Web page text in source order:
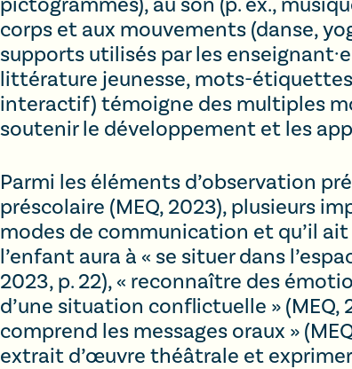
corps et aux mouvements (danse,
supports utilisés par les
littérature jeunesse, mots-
interactif) témoigne des multiples
soutenir le développement et les
Parmi les éléments d’observation
préscolaire (MEQ, 2023), plusieurs
modes de communication et qu’il
l’enfant aura à « se situer dans
2023, p. 22), « reconnaître des
d’une situation conflictuelle » (MEQ,
comprend les messages oraux »
extrait d’œuvre théâtrale et exprimer